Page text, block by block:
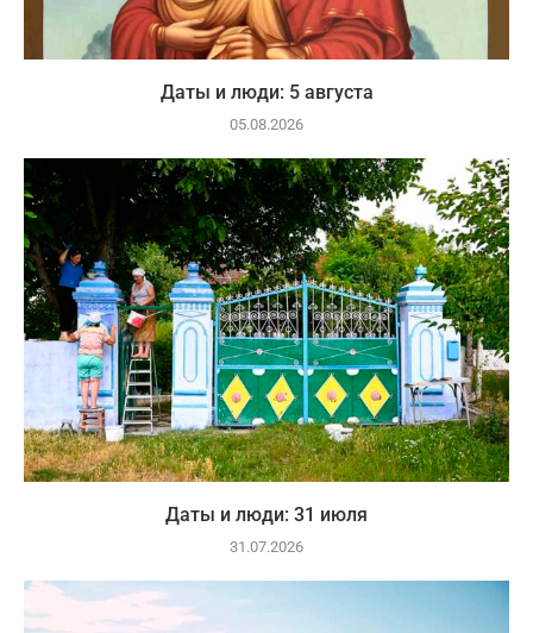
Даты и люди: 5 августа
05.08.2026
Даты и люди: 31 июля
31.07.2026